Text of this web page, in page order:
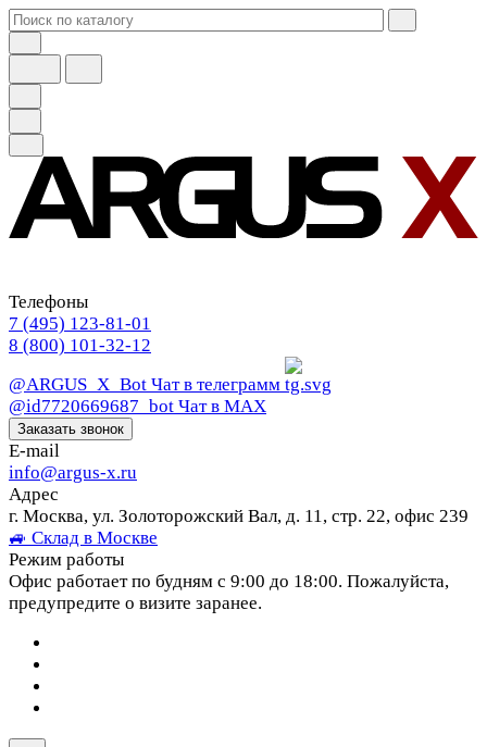
Телефоны
7 (495) 123-81-01
8 (800) 101-32-12
@ARGUS_X_Bot Чат в телеграмм
@id7720669687_bot Чат в МАХ
Заказать звонок
E-mail
info@argus-x.ru
Адрес
г. Москва, ул. Золоторожский Вал, д. 11, стр. 22, офис 239
🚙 Склад в Москве
Режим работы
Офис работает по будням с 9:00 до 18:00. Пожалуйста,
предупредите о визите заранее.